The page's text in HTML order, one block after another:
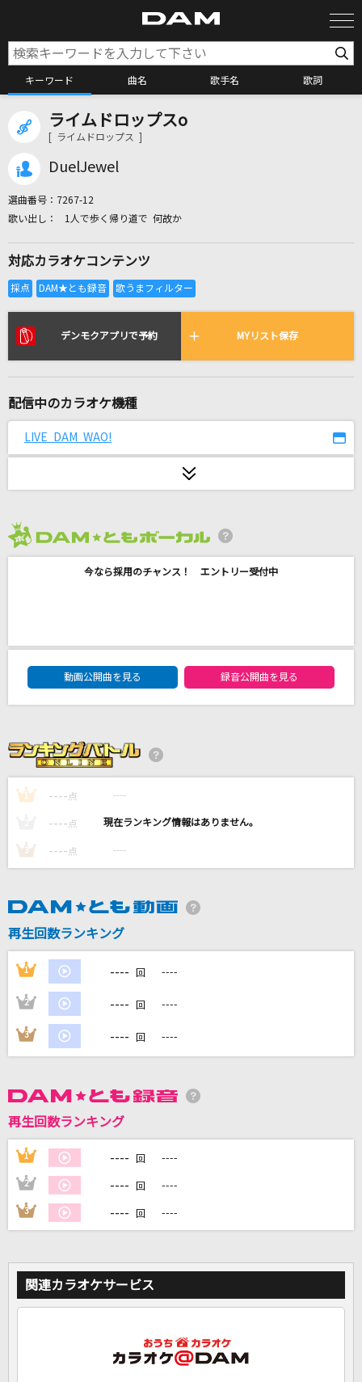
キーワード 曲名 歌手名 歌詞
カラオケ検索
全国りれき
リアルタイムで歌われている曲の一覧
[生音]地上の星
Loving You…
サザンオールスターズ
HANABI
DECO*27
POP STAR
マジカルスターシャインメイクアップ☆
Mrs. GREEN APPLE
カラオケ最新情報をチェック！
ライムドロップスo
[ ライムドロップス ]
DuelJewel
選曲番号： 7267-12
1人で歩く帰り道で 何故か
対応カラオケコンテンツ
デンモクアプリで予約 MYリスト保存
配信中のカラオケ機種
LIVE DAM WAO!
今なら採用のチャンス！ エントリー受付中
DAM★ともボーカルエントリーランキング
動画公開曲を見る
録音公開曲を見る
1 ---- 点 ----
---- 点 ----
3 ---- 点 ----
再生回数ランキング
1 ---- 回 ----
2 ---- 回 ----
3 ---- 回 ----
再生回数ランキング
1 ---- 回 ----
2 ---- 回 ----
3 ---- 回 ----
関連カラオケサービス